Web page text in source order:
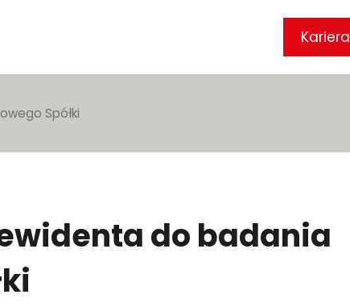
Kariera
Spółki
do badania